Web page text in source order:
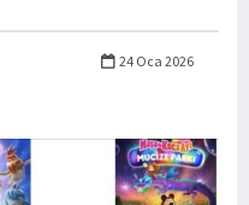
24 Oca 2026